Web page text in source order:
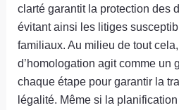
clarté garantit la protection des
évitant ainsi les litiges
familiaux. Au milieu de tout
d’homologation agit comme un
chaque étape pour garantir la
légalité. Même si la